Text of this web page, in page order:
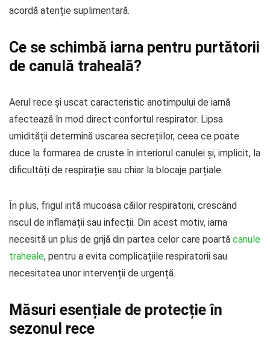
acordă atenție suplimentară.
Ce se schimbă iarna pentru purtătorii
de canulă traheală?
Aerul rece și uscat caracteristic anotimpului de iarnă
afectează în mod direct confortul respirator. Lipsa
umidității determină uscarea secrețiilor, ceea ce poate
duce la formarea de cruste în interiorul canulei și, implicit, la
dificultăți de respirație sau chiar la blocaje parțiale.
În plus, frigul irită mucoasa căilor respiratorii, crescând
riscul de inflamații sau infecții. Din acest motiv, iarna
necesită un plus de grijă din partea celor care poartă canule
traheale, pentru a evita complicațiile respiratorii sau
necesitatea unor intervenții de urgență.
Măsuri esențiale de protecție în
sezonul rece